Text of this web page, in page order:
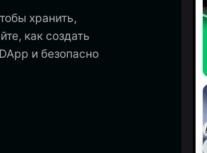
хранить,
как создать
и безопасно